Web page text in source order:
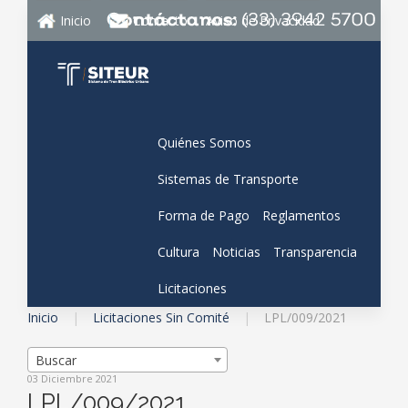
Inicio Contacto Aviso de Privacidad
Quiénes Somos
Sistemas de Transporte
Forma de Pago Reglamentos
Cultura Noticias Transparencia
Licitaciones
Inicio
Licitaciones Sin Comité LPL/009/2021
Buscar
03 Diciembre 2021
LPL/009/2021